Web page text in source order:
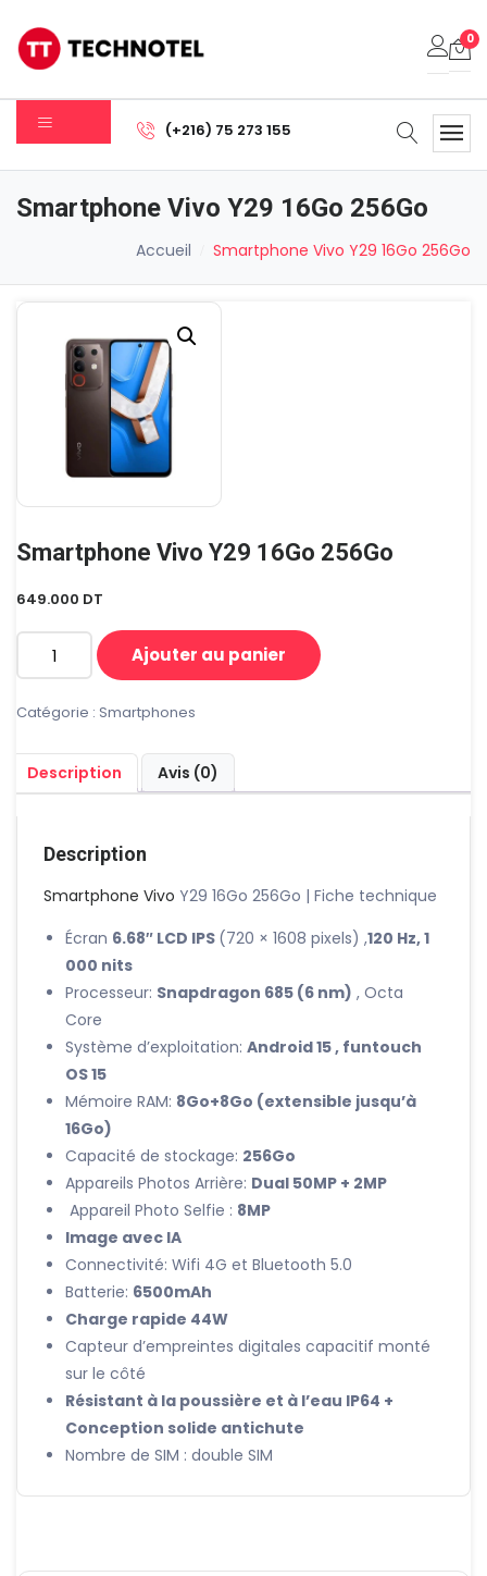
0
Votre panier est vide.
Sous-total: 0.000DT
Voir Le Panier Commander
(+216) 75 273 155
Smartphone Vivo Y29 16Go 256Go
Accueil Smartphone Vivo Y29 16Go 256Go
Smartphone Vivo Y29 16Go 256Go
649.000 DT
quantité
Smartphone
Y29
16Go
256Go
Ajouter au panier
Catégorie : Smartphones
Description Avis (0)
Description
Smartphone Vivo Y29 16Go 256Go | Fiche technique
Écran 6.68″ LCD IPS (720 × 1608 pixels) ,120 Hz, 1
000 nits
Processeur: Snapdragon 685 (6 nm) , Octa
Core
Système d’exploitation: Android 15 , funtouch
OS 15
Mémoire RAM: 8Go+8Go (extensible jusqu’à
16Go)
Capacité de stockage: 256Go
Appareils Photos Arrière: Dual 50MP + 2MP
Appareil Photo Selfie : 8MP
Image avec IA
Connectivité: Wifi 4G et Bluetooth 5.0
Batterie: 6500mAh
Charge rapide 44W
Capteur d’empreintes digitales capacitif monté
sur le côté
Résistant à la poussière et à l’eau IP64 +
Conception solide antichute
Nombre de SIM : double SIM